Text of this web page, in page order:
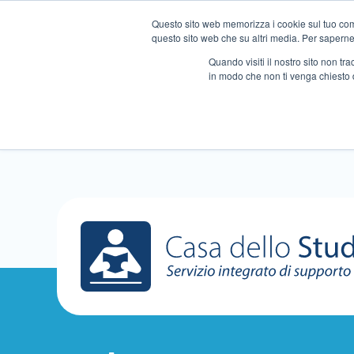
Questo sito web memorizza i cookie sul tuo
questo sito web che su altri media. Per
Quando visiti il ​​nostro sito non
in modo che non ti venga